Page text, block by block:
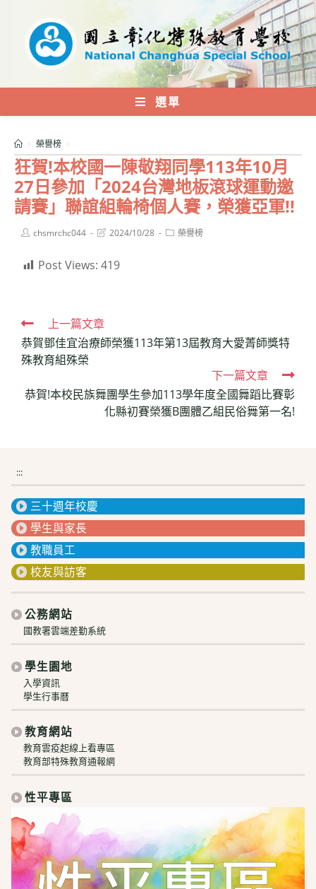
內
選單
狂賀!本校國一陳敬翔同學113年10月
27日參加「2024台灣地板滾球運動邀
請賽」聯誼組輪椅個人賽，榮獲亞軍!!
> 榮譽榜 >
Postchsmrchc044
Post2024/10/28
Post榮譽榜
Post Views: 419
Read
more
articles
上一篇文章
恭賀鄧佳宜治療師榮獲113年第13屆教育大愛菁師獎特
殊教育組殊榮
下一篇文章
恭賀!本校民族舞團學生參加113學年度全國舞蹈比賽彰
化縣初賽榮獲B團體乙組民俗舞第一名!
:::
三十週年校慶
學生與家長
教職員工
校友與訪客
公務網站
國教署雲端差勤系統
學生園地
入學資訊
學生行事曆
教育網站
教育雲疫起線上看專區
教育部特殊教育通報網
性平專區